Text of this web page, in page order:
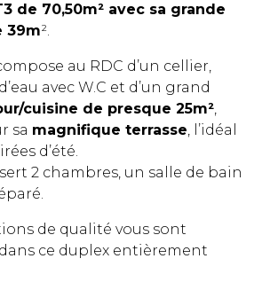
de 70,50m² avec sa grande
39m².
au RDC d’un cellier,
avec W.C et d’un grand
cuisine de presque 25m²,
sa magnifique terrasse, l’idéal
d’été.
2 chambres, un salle de bain
de qualité vous sont
ce duplex entièrement